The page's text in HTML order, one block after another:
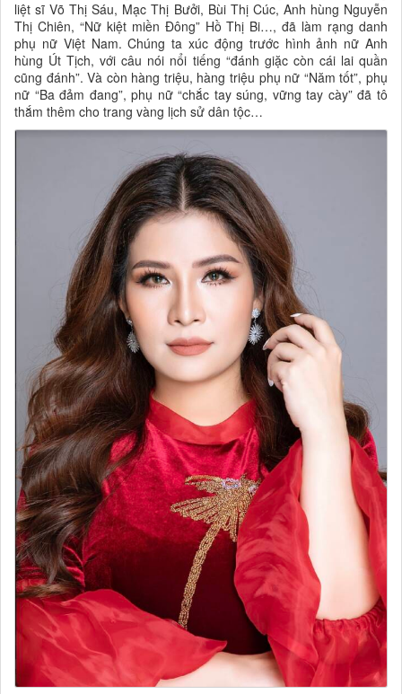
liệt sĩ Võ Thị Sáu, Mạc Thị Bưởi, Bùi Thị Cúc, Anh hùng Nguyễn
Thị Chiên, “Nữ kiệt miền Đông” Hồ Thị Bi…, đã làm rạng danh
phụ nữ Việt Nam. Chúng ta xúc động trước hình ảnh nữ Anh
hùng Út Tịch, với câu nói nổi tiếng “đánh giặc còn cái lai quần
cũng đánh”. Và còn hàng triệu, hàng triệu phụ nữ “Năm tốt”, phụ
nữ “Ba đảm đang”, phụ nữ “chắc tay súng, vững tay cày” đã tô
thắm thêm cho trang vàng lịch sử dân tộc…